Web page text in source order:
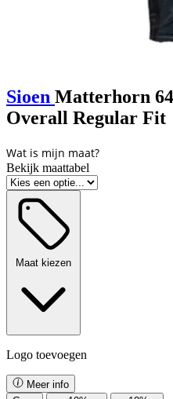
Sioen Matterhorn
Overall Regular Fit
Bekijk maattabel
Maat kiezen
Logo toevoegen
Meer info